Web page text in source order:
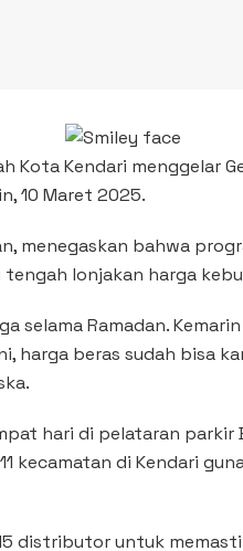
Kota Kendari menggelar
10 Maret 2025.
menegaskan bahwa
lonjakan harga
selama Ramadan.
harga beras sudah bisa
hari di pelataran parkir
kecamatan di Kendari
distributor untuk